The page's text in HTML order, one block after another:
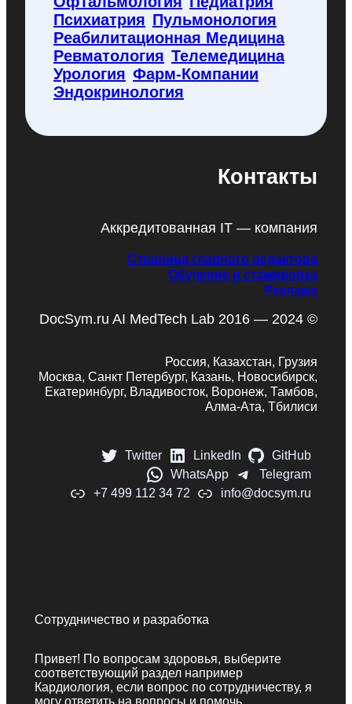
Психиатрия Пульмонология
Реабилитационная Медицина
Ревматология Телемедицина
Урология Фарм-Компании
Эндокринология
Контакты
Аккредитованная IT — компания
Страница главного редактора
Обучение и стажировка
Реклама
DocSym.ru AI MedTech Lab 2016 — 2024 ©
Россия, Казахстан, Грузия
Москва, Санкт Петербург, Казань, Новосибирск,
Екатеринбург, Владивосток, Воронеж, Тамбов,
Алма-Ата, Тбилиси
Twitter LinkedIn
GitHub
WhatsApp
Telegram
+7 499 112 34 72
info@docsym.ru
Сотрудничество и разработка
Привет! По вопросам здоровья, выберите
соответствующий раздел например
Кардиология, если вопрос по сотрудничеству, я
могу ответить на вопросы и помочь